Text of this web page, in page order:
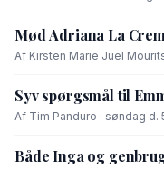
Mød Adriana La
Af Kirsten Marie Juel
Syv spørgsmål til
Af Tim Panduro · søndag d.
Både Inga og